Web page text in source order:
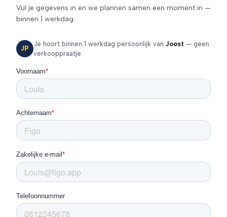
Vul je gegevens in en we plannen samen een moment in —
binnen 1 werkdag.
JP
Je hoort binnen 1 werkdag persoonlijk van Joost — geen
verkooppraatje.